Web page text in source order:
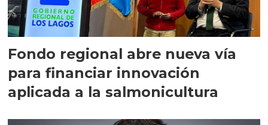
Fondo regional abre nueva vía
para financiar innovación
aplicada a la salmonicultura